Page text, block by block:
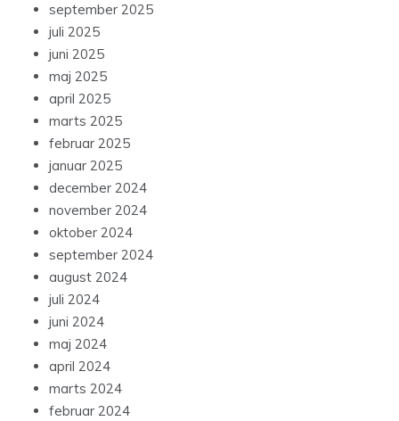
september 2025
juli 2025
juni 2025
maj 2025
april 2025
marts 2025
februar 2025
januar 2025
december 2024
november 2024
oktober 2024
september 2024
august 2024
juli 2024
juni 2024
maj 2024
april 2024
marts 2024
februar 2024